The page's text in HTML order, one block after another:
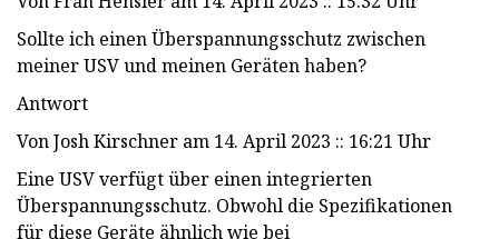
Sollte ich einen Überspannungsschutz zwischen
meiner USV und meinen Geräten haben?
Antwort
Von Josh Kirschner am 14. April 2023 :: 16:21 Uhr
Eine USV verfügt über einen integrierten
Überspannungsschutz. Obwohl die Spezifikationen
für diese Geräte ähnlich wie bei